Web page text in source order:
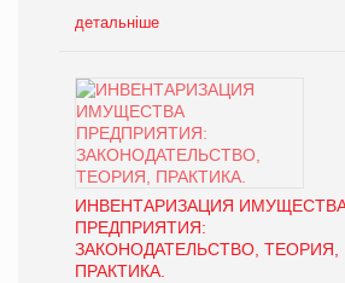
детальніше
ИНВЕНТАРИЗАЦИЯ
ПРЕДПРИЯТИЯ:
ЗАКОНОДАТЕЛЬСТВО, ТЕОРИЯ,
ПРАКТИКА.